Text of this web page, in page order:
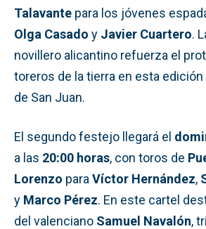
Talavante para los jóvenes
Olga Casado y Javier Cuartero.
novillero alicantino refuerza el
toreros de la tierra en esta
de San Juan.
El segundo festejo llegará el
a las 20:00 horas, con toros de
Lorenzo para Víctor Hernández,
y Marco Pérez. En este cartel
del valenciano Samuel Navalón,